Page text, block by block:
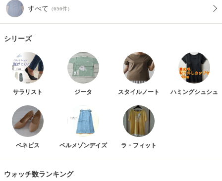
すべて （656件）
シリーズ
サラリスト ジータ スタイルノート ハミングシュシュ
ベネビス ベルメゾンデイズ ラ・フィット
ウォッチ数ランキング